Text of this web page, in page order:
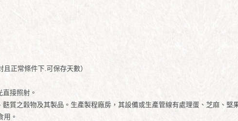
正常條件下.可保存天數）
接照射。
質之穀物及其製品。生產製程廠房，其設備或生產管線有處理蛋、芝麻、堅
用。